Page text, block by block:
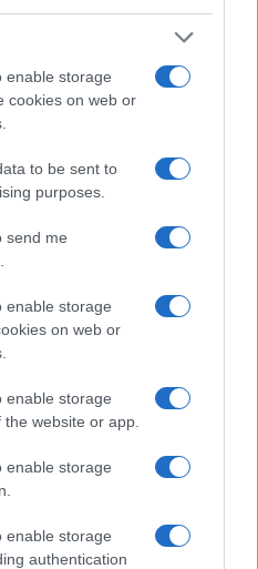
enable storage
cookies on web or
to be sent to
purposes.
send me
enable storage
on web or
enable storage
website or app.
enable storage
enable storage
authentication
ospiti e attività in Valle